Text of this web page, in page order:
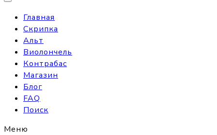
Главная
Скрипка
Альт
Виолончель
Контрабас
Магазин
Блог
FAQ
Поиск
Меню